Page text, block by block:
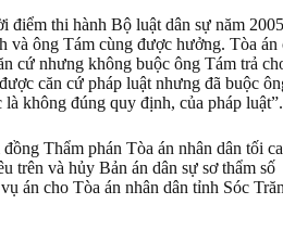
thi hành Bộ luật dân sự năm
và ông Tám cùng được hưởng. Tòa án
cứ nhưng không buộc ông Tám trả
căn cứ pháp luật nhưng đã buộc
không đúng quy định, của pháp luật”.
Thẩm phán Tòa án nhân dân tối
trên và hủy Bản án dân sự sơ thẩm số
án cho Tòa án nhân dân tỉnh Sóc